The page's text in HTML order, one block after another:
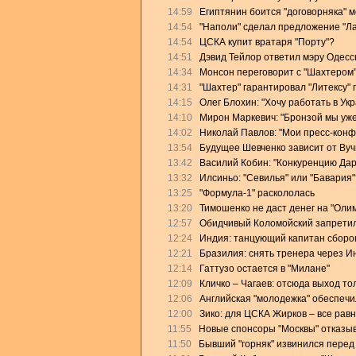
14:59
Египтянин боится
14:54
"Наполи" сделал предложение
14:54
ЦСКА купит вратаря "Порту"?
14:51
Дэвид Тейлор ответил мэру
14:34
Монсон переговорит с
14:31
"Шахтер" гарантировал
14:15
Олег Блохин: "Хочу работать в
14:10
Мирон Маркевич: "Бронзой мы
14:02
Николай Павлов: "Мои пресс-
13:54
Будущее Шевченко зависит от
13:42
Василий Кобин: "Конкуренцию
13:32
Илсиньо: "Севилья" или
13:25
"Формула-1" раскололась
13:20
Тимошенко не даст денег на
12:57
Обидчивый Коломойский
12:24
Индия: танцующий капитан
12:21
Бразилия: снять тренера через
12:14
Гаттузо остается в "Милане"
12:09
Кличко – Чагаев: отсюда выход
12:06
Английская "молодежка"
12:00
Зико: для ЦСКА Жирков – все
11:55
Новые спонсоры "Москвы"
11:50
Бывший "горняк" извинился